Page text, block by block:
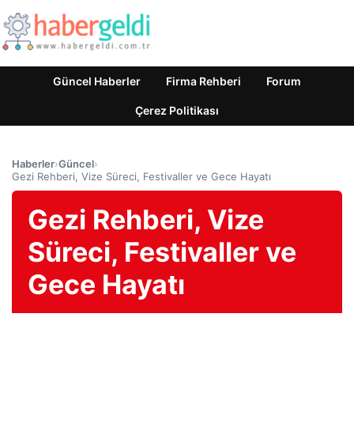
Güncel Haberler Firma Rehberi Forum
Çerez Politikası
Haberler›Güncel›
Gezi Rehberi, Vize Süreci, Festivaller ve Gece Hayatı
Gezi Rehberi, Vize
Süreci, Festivaller ve
Gece Hayatı